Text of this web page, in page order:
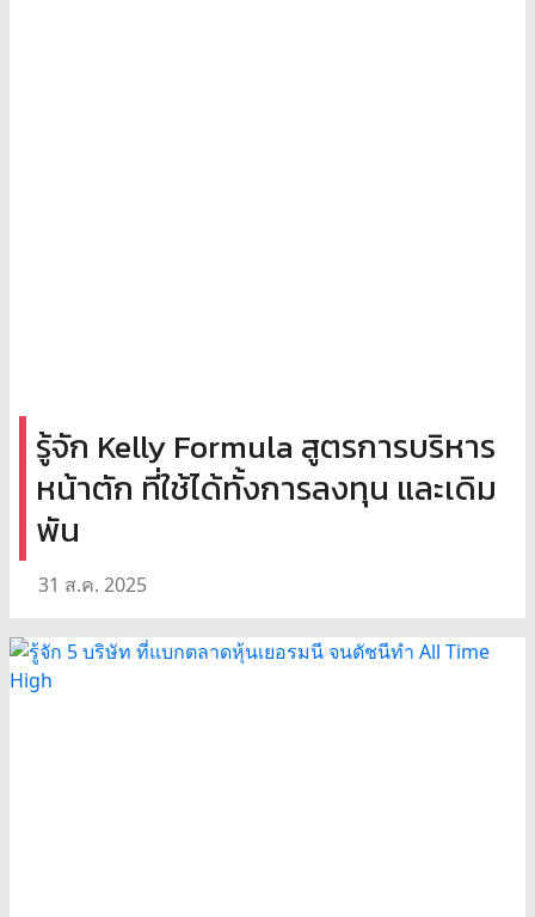
รู้จัก Kelly Formula สูตรการบริหาร
หน้าตัก ที่ใช้ได้ทั้งการลงทุน และเดิม
พัน
31 ส.ค. 2025